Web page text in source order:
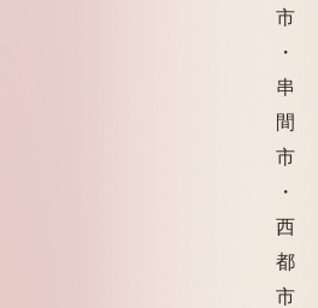
市
・
串
間
市
・
西
都
市